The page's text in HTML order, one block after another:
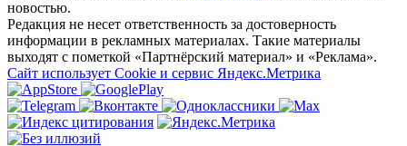
новостью.
Редакция не несет ответственность за достоверность
информации в рекламных материалах. Такие материалы
выходят с пометкой «Партнёрский материал» и «Реклама».
Сайт использует Cookie и сервиc Яндекс.Метрика